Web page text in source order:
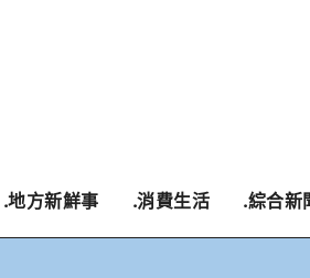
.地方新鮮事 .消費生活 .綜合新